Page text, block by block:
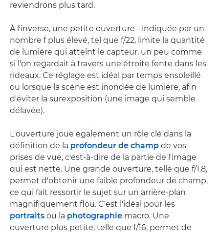
reviendrons plus tard.
À l'inverse, une petite ouverture - indiquée par un
nombre f plus élevé, tel que f/22, limite la quantité
de lumière qui atteint le capteur, un peu comme
si l'on regardait à travers une étroite fente dans les
rideaux. Ce réglage est idéal par temps ensoleillé
ou lorsque la scène est inondée de lumière, afin
d'éviter la surexposition (une image qui semble
délavée).
L'ouverture joue également un rôle clé dans la
définition de la profondeur de champ de vos
prises de vue, c'est-à-dire de la partie de l'image
qui est nette. Une grande ouverture, telle que f/1.8,
permet d'obtenir une faible profondeur de champ,
ce qui fait ressortir le sujet sur un arrière-plan
magnifiquement flou. C'est l'idéal pour les
portraits ou la photographie macro. Une
ouverture plus petite, telle que f/16, permet de